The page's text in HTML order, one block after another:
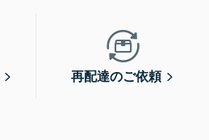
再配達のご依頼